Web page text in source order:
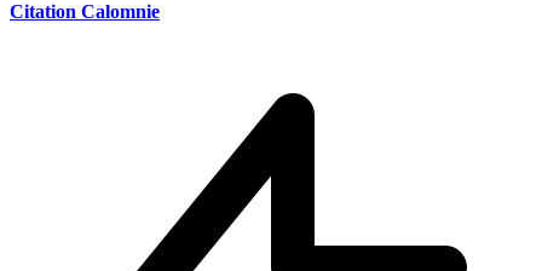
Citation Calomnie